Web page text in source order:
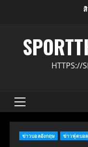
HTTPS://
Primary
ข่าวบอลอังกฤษ ข่าวฟุตบอล